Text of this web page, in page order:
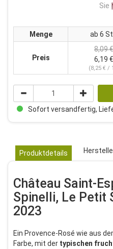
Sie
Menge ab 6
Preis
8,09 €
6,19 €
(8,25 € /
Sofort versandfertig,
Produktdetails
Château Saint-
Spinelli, Le Petit
2023
Ein Provence-Rosé wie aus
Farbe, mit der typischen